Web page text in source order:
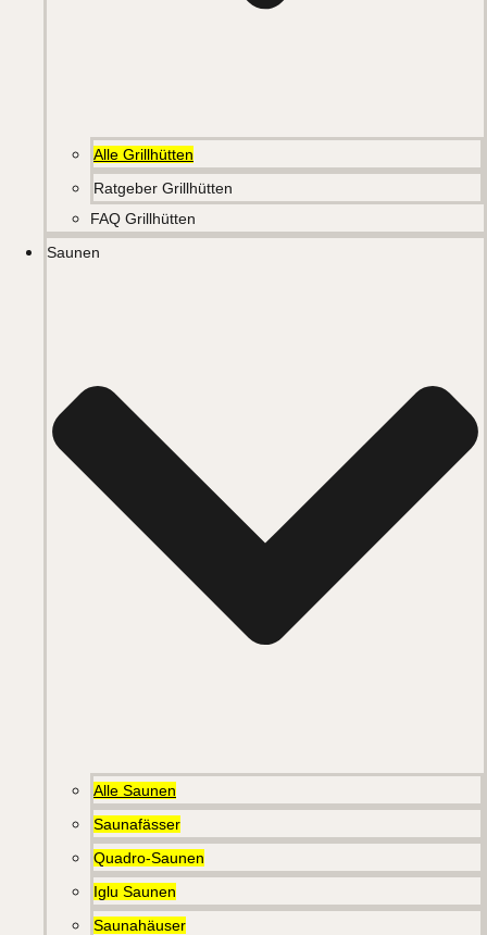
Alle Grillhütten
Ratgeber Grillhütten
FAQ Grillhütten
Saunen
Alle Saunen
Saunafässer
Quadro-Saunen
Iglu Saunen
Saunahäuser